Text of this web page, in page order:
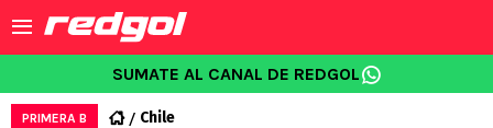
SUMATE AL CANAL DE REDGOL
PRIMERA B Chile